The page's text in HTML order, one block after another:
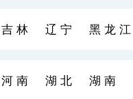
吉林 辽宁 黑龙江
河南 湖北 湖南